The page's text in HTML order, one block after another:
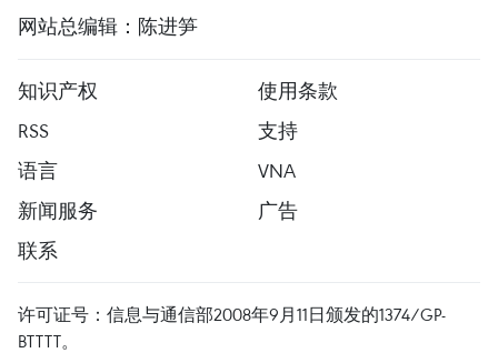
网站总编辑：陈进笋
知识产权
使用条款
RSS
支持
语言
VNA
新闻服务
广告
联系
许可证号：信息与通信部2008年9月11日颁发的1374/GP-
BTTTT。